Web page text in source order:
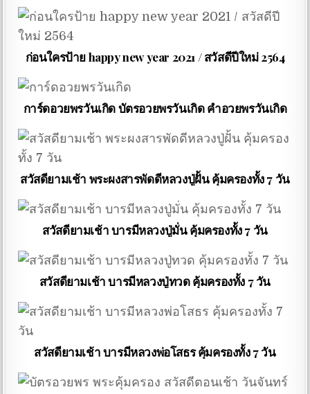
ก่อนใครป้าย happy new year 2021 / สวัสดีปีใหม่ 2564
การ์ดอวยพรวันเกิด บัตรอวยพรวันเกิด คำอวยพรวันเกิด
สวัสดียามเช้า พระผงสารพัดดีหลวงปู่ฝั้น คุ้มครองทั้ง 7 วัน
สวัสดียามเช้า บารมีหลวงปู่มั่น คุ้มครองทั้ง 7 วัน
สวัสดียามเช้า บารมีหลวงปู่ทวด คุ้มครองทั้ง 7 วัน
สวัสดียามเช้า บารมีหลวงพ่อโสธร คุ้มครองทั้ง 7 วัน